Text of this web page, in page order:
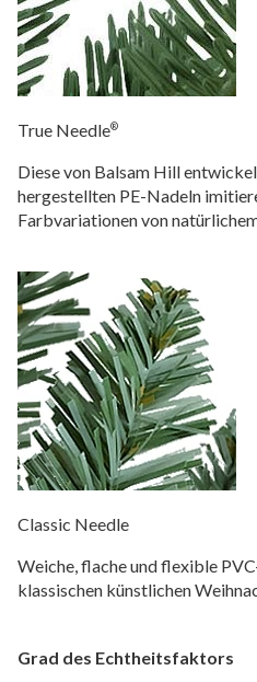
True Needle®
Diese von Balsam Hill
hergestellten PE-Nadeln
Farbvariationen von
Classic Needle
Weiche, flache und flexible
klassischen künstlichen
Grad des Echtheitsfaktors